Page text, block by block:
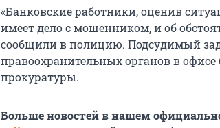
«Банковские работники, оценив
имеет дело с мошенником, и об
сообщили в полицию. Подсудимый
правоохранительных органов в
прокуратуры.
Больше новостей в нашем